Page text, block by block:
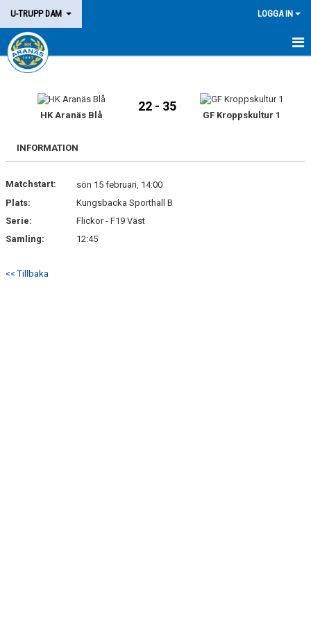
U-TRUPP DAM LOGGA IN
HEM
TRUPPEN
MATCHER
KONTAKT
HK Aranäs Blå
22 - 35
GF Kroppskultur 1
INFORMATION
Matchstart:
sön 15 februari, 14:00
Plats:
Kungsbacka Sporthall B
Serie:
Flickor - F19 Väst
Samling:
12:45
<< Tillbaka